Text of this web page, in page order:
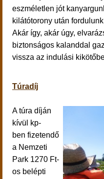
eszméletlen jót
kilátótorony után
Akár így, akár úgy,
biztonságos kalanddal
vissza az indulási
Túradíj
A túra díján
kívül kp-
ben fizetendő
a Nemzeti
Park 1270 Ft-
os belépti